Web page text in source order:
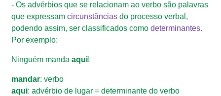
- Os advérbios que se relacionam ao verbo são palavras
que expressamcircunstâncias do processo verbal,
podendo assim, ser classificados comodeterminantes.
Por exemplo:
Ninguém mandaaqui!
mandar: verbo
aqui: advérbio de lugar = determinante do verbo